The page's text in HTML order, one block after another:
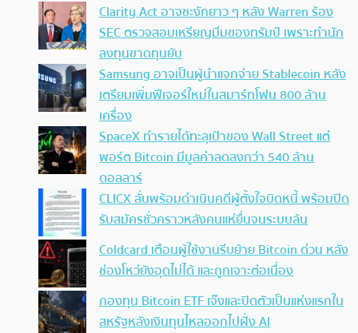
Clarity Act อาจชะงักยาว ๆ หลัง Warren ร้อง
SEC ตรวจสอบเหรียญมีมของทรัมป์ เพราะทำนัก
ลงทุนขาดทุนยับ
Samsung อาจเป็นผู้นำแจกจ่าย Stablecoin หลัง
เตรียมเพิ่มฟีเจอร์ใหม่ในสมาร์ทโฟน 800 ล้าน
เครื่อง
SpaceX ทำรายได้ทะลุเป้าของ Wall Street แต่
พอร์ต Bitcoin มีมูลค่าลดลงกว่า 540 ล้าน
ดอลลาร์
CLICX ลั่นพร้อมดำเนินคดีผู้ตั้งใจบิดหนี้ พร้อมปิด
รับสมัครชั่วคราวหลังคนแห่ยื่นจนระบบล้น
Coldcard เตือนผู้ใช้งานรีบย้าย Bitcoin ด่วน หลัง
ช่องโหว่ยังอุดไม่ได้ และถูกเจาะต่อเนื่อง
กองทุน Bitcoin ETF เจ๊งและปิดตัวเป็นแห่งแรกใน
สหรัฐหลังเงินทุนไหลออกไปฝั่ง AI